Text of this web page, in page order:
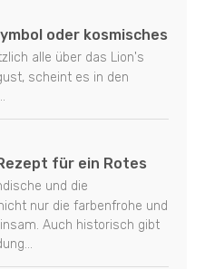
oder kosmisches
alle über das Lion's
scheint es in den
für ein Rotes
und die
nur die farbenfrohe und
Auch historisch gibt